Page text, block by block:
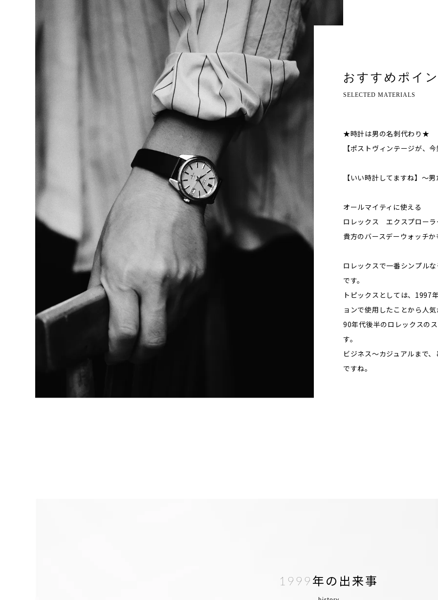
おすすめポイン
SELECTED MATERIALS
★時計は男の名刺代わり★
【ポストヴィンテージが、今
【いい時計してますね】～
オールマイティに使える
ロレックス エクスプロー
貴方のバースデーウォッチか
ロレックスで一番シンプル
です。
トピックスとしては、1997
ョンで使用したことから人気
90年代後半のロレックスの
す。
ビジネス～カジュアルまで
ですね。
1999年の出来事